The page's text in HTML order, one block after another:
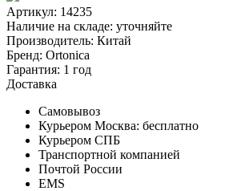
Артикул: 14235
Наличие на складе: уточняйте
Производитель: Китай
Бренд: Ortonica
Гарантия: 1 год
Доставка
Самовывоз
Курьером Москва: бесплатно
Курьером СПБ
Транспортной компанией
Почтой России
EMS